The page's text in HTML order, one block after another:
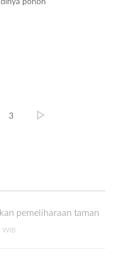
pohon
3
pemeliharaan taman
WIB